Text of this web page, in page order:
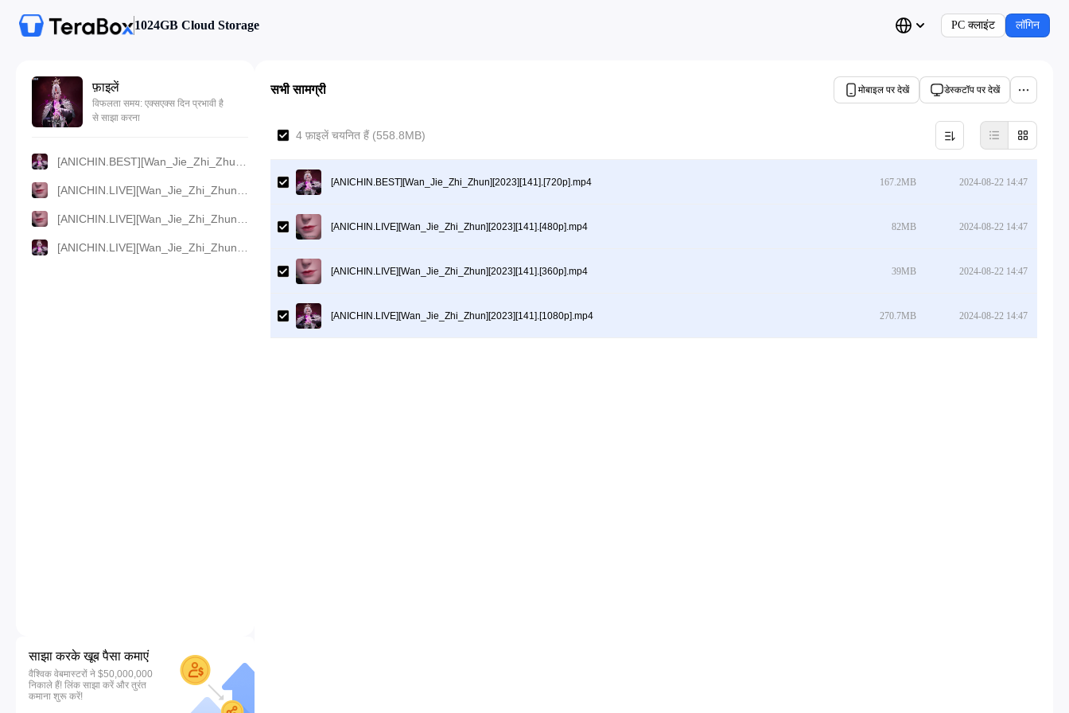
1024GB Cloud Storage PC क्लाइंट लॉगिन
फ़ाइलें
विफलता समय: एक्सएक्स दिन प्रभावी है
से साझा करना
साझा करके खूब पैसा कमाएं
वैश्विक वेबमास्टरों ने $50,000,000
निकाले हैं! लिंक साझा करें और तुरंत
कमाना शुरू करें!
सभी सामग्री मोबाइल पर देखें डेस्कटॉप पर देखें
4 फ़ाइलें चयनित हैं (558.8MB)
[ANICHIN.BEST][Wan_Jie_Zhi_Zhun][2023][141].[720p].mp4 167.2MB 2024-08-22 14:47
[ANICHIN.LIVE][Wan_Jie_Zhi_Zhun][2023][141].[480p].mp4 82MB 2024-08-22 14:47
[ANICHIN.LIVE][Wan_Jie_Zhi_Zhun][2023][141].[360p].mp4 39MB 2024-08-22 14:47
[ANICHIN.LIVE][Wan_Jie_Zhi_Zhun][2023][141].[1080p].mp4 270.7MB 2024-08-22 14:47